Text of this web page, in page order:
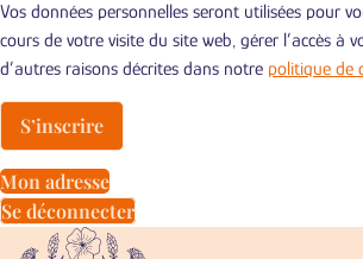
Vos données personnelles seront utilisées pour
cours de votre visite du site web, gérer l’accès à
d’autres raisons décrites dans notre politique de
S’inscrire
Mon adresse
Se déconnecter